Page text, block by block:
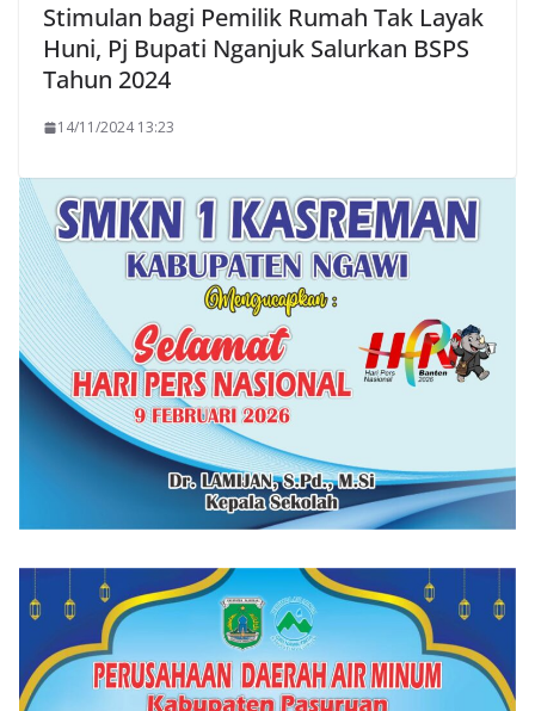
Stimulan bagi Pemilik Rumah Tak Layak
Huni, Pj Bupati Nganjuk Salurkan BSPS
Tahun 2024
14/11/2024 13:23